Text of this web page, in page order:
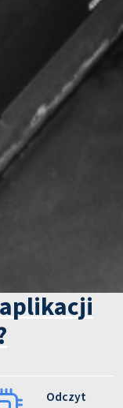
Odczyt